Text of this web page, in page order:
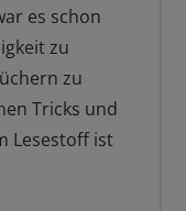
es schon
zu
zu
Tricks und
Lesestoff ist